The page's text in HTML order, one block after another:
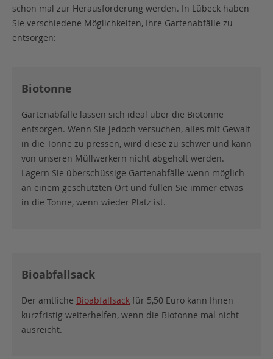
schon mal zur Herausforderung werden. In Lübeck haben
Sie verschiedene Möglichkeiten, Ihre Gartenabfälle zu
entsorgen:
Biotonne
Gartenabfälle lassen sich ideal über die Biotonne
entsorgen. Wenn Sie jedoch versuchen, alles mit Gewalt
in die Tonne zu pressen, wird diese zu schwer und kann
von unseren Müllwerkern nicht abgeholt werden.
Lagern Sie überschüssige Gartenabfälle wenn möglich
an einem geschützten Ort und füllen Sie immer etwas
in die Tonne, wenn wieder Platz ist.
Bioabfallsack
Der amtliche Bioabfallsack für 5,50 Euro kann Ihnen
kurzfristig weiterhelfen, wenn die Biotonne mal nicht
ausreicht.